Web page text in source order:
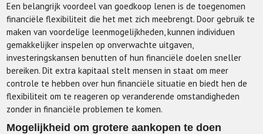
Een belangrijk voordeel van goedkoop lenen is de toegenomen
financiële flexibiliteit die het met zich meebrengt. Door gebruik te
maken van voordelige leenmogelijkheden, kunnen individuen
gemakkelijker inspelen op onverwachte uitgaven,
investeringskansen benutten of hun financiële doelen sneller
bereiken. Dit extra kapitaal stelt mensen in staat om meer
controle te hebben over hun financiële situatie en biedt hen de
flexibiliteit om te reageren op veranderende omstandigheden
zonder in financiële problemen te komen.
Mogelijkheid om grotere aankopen te doen